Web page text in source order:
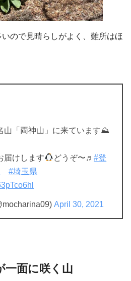
ので見晴らしがよく、難所はほ
山「両神山」に来ています⛰
届けします どうぞ〜♬#登
#埼玉県
April 30, 2021
一面に咲く山